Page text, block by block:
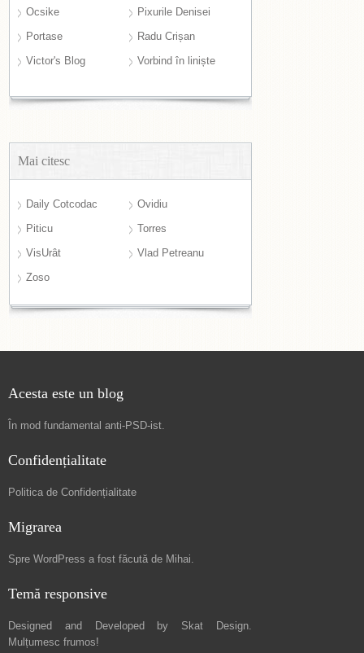
Ocsike
Pixurile Denisei
Portase
Radu Crișan
Victor's Blog
Vorbind în liniște
Mai citesc
Daily Cotcodac
Ovidiu
Piticu
Torres
VisUrât
Vlad Petreanu
Zoso
Acesta este un blog
În mod fundamental anti-PSD-ist.
Confidențialitate
Politica de Confidențialitate
Migrarea
Spre WordPress a fost făcută de Mihai.
Temă responsive
Designed and Developed by Skat Design.
Mulțumesc frumos!